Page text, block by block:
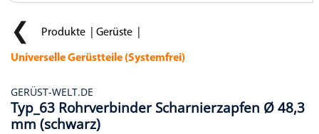
Produkte Gerüste
Universelle Gerüstteile (Systemfrei)
GERÜST-WELT.DE
Typ_63 Rohrverbinder Scharnierzapfen Ø 48,3
mm (schwarz)